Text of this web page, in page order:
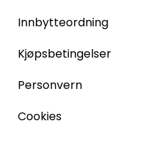
Innbytteordning
Kjøpsbetingelser
Personvern
Cookies